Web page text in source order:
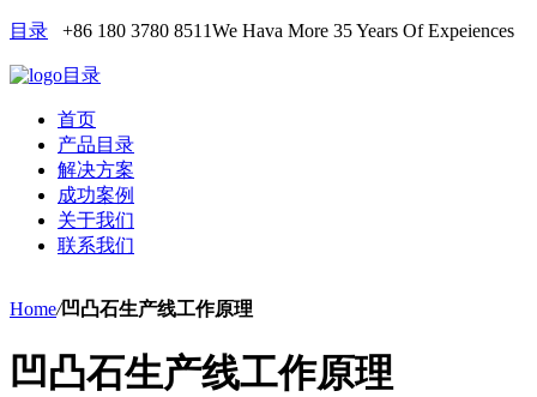
目录 +86 180 3780 8511We Hava More 35 Years Of Expeiences
目录
首页
产品目录
解决方案
成功案例
关于我们
联系我们
Home/凹凸石生产线工作原理
凹凸石生产线工作原理